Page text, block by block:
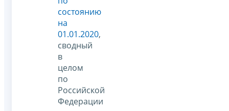
состоянию
на
01.01.2020,
сводный
в
целом
по
Российской
Федерации